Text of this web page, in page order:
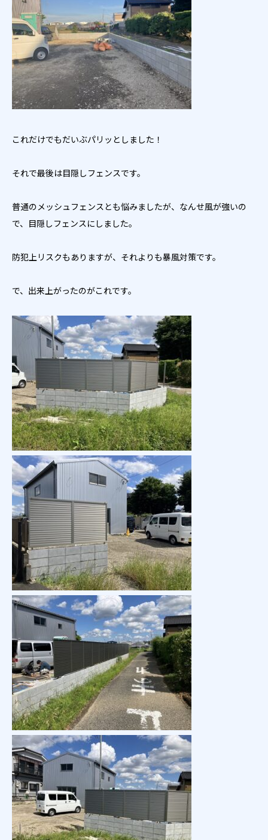
これだけでもだいぶパリッとしました！
それで最後は目隠しフェンスです。
普通のメッシュフェンスとも悩みましたが、なんせ風が強いの
で、目隠しフェンスにしました。
防犯上リスクもありますが、それよりも暴風対策です。
で、出来上がったのがこれです。